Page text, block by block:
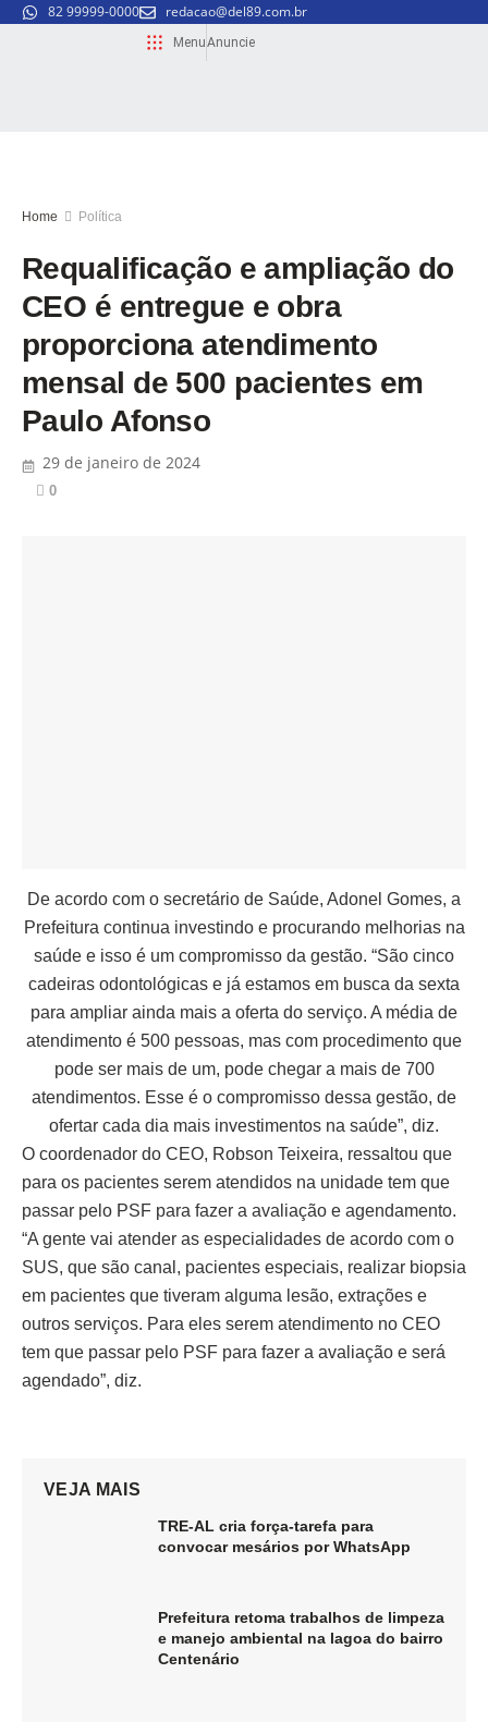
82 99999-0000 redacao@del89.com.br
MenuAnuncie
Home Política
Requalificação e ampliação do
CEO é entregue e obra
proporciona atendimento
mensal de 500 pacientes em
Paulo Afonso
29 de janeiro de 2024
0
De acordo com o secretário de Saúde, Adonel Gomes, a
Prefeitura continua investindo e procurando melhorias na
saúde e isso é um compromisso da gestão. “São cinco
cadeiras odontológicas e já estamos em busca da sexta
para ampliar ainda mais a oferta do serviço. A média de
atendimento é 500 pessoas, mas com procedimento que
pode ser mais de um, pode chegar a mais de 700
atendimentos. Esse é o compromisso dessa gestão, de
ofertar cada dia mais investimentos na saúde”, diz.
O coordenador do CEO, Robson Teixeira, ressaltou que
para os pacientes serem atendidos na unidade tem que
passar pelo PSF para fazer a avaliação e agendamento.
“A gente vai atender as especialidades de acordo com o
SUS, que são canal, pacientes especiais, realizar biopsia
em pacientes que tiveram alguma lesão, extrações e
outros serviços. Para eles serem atendimento no CEO
tem que passar pelo PSF para fazer a avaliação e será
agendado”, diz.
VEJA MAIS
TRE-AL cria força-tarefa para
convocar mesários por WhatsApp
Prefeitura retoma trabalhos de limpeza
e manejo ambiental na lagoa do bairro
Centenário